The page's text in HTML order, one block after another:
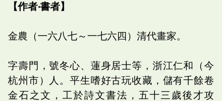
【作者‧書者】
金農（一六八七～一七六四）清代畫家。
字壽門，號冬心、蓮身居士等，浙江仁和（今
杭州市）人。平生嗜好古玩收藏，儲有千餘卷
金石之文，工於詩文書法，五十三歲後才攻